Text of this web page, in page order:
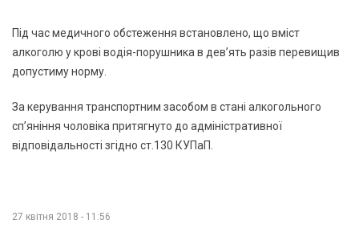
Під час медичного обстеження встановлено, що вміст
алкоголю у крові водія-порушника в дев’ять разів перевищив
допустиму норму.
За керування транспортним засобом в стані алкогольного
сп’яніння чоловіка притягнуто до адміністративної
відповідальності згідно ст.130 КУПаП.
27 квітня 2018 - 11:56